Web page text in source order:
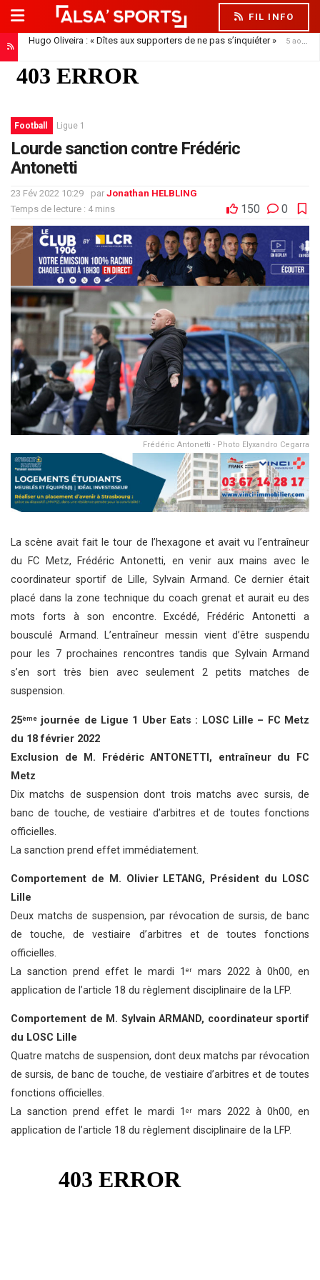
FIL INFO
Hugo Oliveira : « Dîtes aux supporters de ne pas s’inquiéter » 5 août 2026
Football Ligue 1
Lourde sanction contre Frédéric
Antonetti
23 Fév 2022 10:29 par Jonathan HELBLING
Temps de lecture : 4 mins
150 0
Frédéric Antonetti - Photo Elyxandro Cegarra
La scène avait fait le tour de l’hexagone et avait vu l’entraîneur
du FC Metz, Frédéric Antonetti, en venir aux mains avec le
coordinateur sportif de Lille, Sylvain Armand. Ce dernier était
placé dans la zone technique du coach grenat et aurait eu des
mots forts à son encontre. Excédé, Frédéric Antonetti a
bousculé Armand. L’entraîneur messin vient d’être suspendu
pour les 7 prochaines rencontres tandis que Sylvain Armand
s’en sort très bien avec seulement 2 petits matches de
suspension.
25ème journée de Ligue 1 Uber Eats : LOSC Lille – FC Metz
du 18 février 2022
Exclusion de M. Frédéric ANTONETTI, entraîneur du FC
Metz
Dix matchs de suspension dont trois matchs avec sursis, de
banc de touche, de vestiaire d’arbitres et de toutes fonctions
officielles.
La sanction prend effet immédiatement.
Comportement de M. Olivier LETANG, Président du LOSC
Lille
Deux matchs de suspension, par révocation de sursis, de banc
de touche, de vestiaire d’arbitres et de toutes fonctions
officielles.
La sanction prend effet le mardi 1 er
mars 2022 à 0h00, en
application de l’article 18 du règlement disciplinaire de la LFP.
Comportement de M. Sylvain ARMAND, coordinateur sportif
du LOSC Lille
Quatre matchs de suspension, dont deux matchs par révocation
de sursis, de banc de touche, de vestiaire d’arbitres et de toutes
fonctions officielles.
La sanction prend effet le mardi 1 er
mars 2022 à 0h00, en
application de l’article 18 du règlement disciplinaire de la LFP.